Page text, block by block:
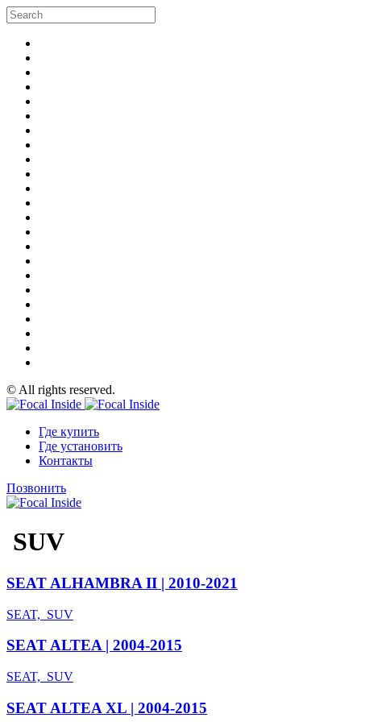
© All rights reserved.
Где купить
Где установить
Контакты
Позвонить
SUV
SEAT ALHAMBRA II | 2010-2021
SEAT, SUV
SEAT ALTEA | 2004-2015
SEAT, SUV
SEAT ALTEA XL | 2004-2015